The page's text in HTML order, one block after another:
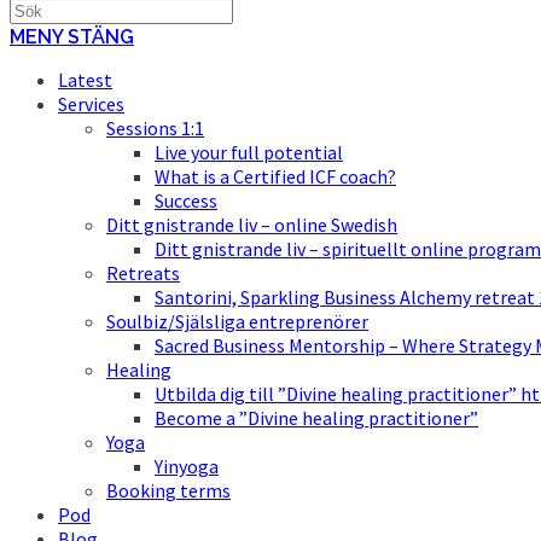
MENY STÄNG
Latest
Services
Sessions 1:1
Live your full potential
What is a Certified ICF coach?
Success
Ditt gnistrande liv – online Swedish
Ditt gnistrande liv – spirituellt online program
Retreats
Santorini, Sparkling Business Alchemy retreat
Soulbiz/Själsliga entreprenörer
Sacred Business Mentorship – Where Strategy
Healing
Utbilda dig till ”Divine healing practitioner” ht
Become a ”Divine healing practitioner”
Yoga
Yinyoga
Booking terms
Pod